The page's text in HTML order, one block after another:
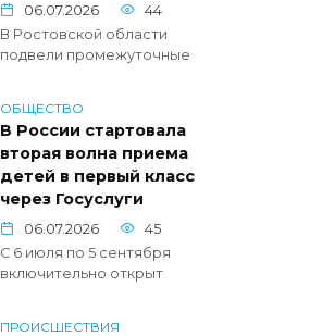
06.07.2026
44
В Ростовской области
подвели промежуточные
ОБЩЕСТВО
В России стартовала
вторая волна приема
детей в первый класс
через Госуслуги
06.07.2026
45
С 6 июля по 5 сентября
включительно открыт
ПРОИСШЕСТВИЯ